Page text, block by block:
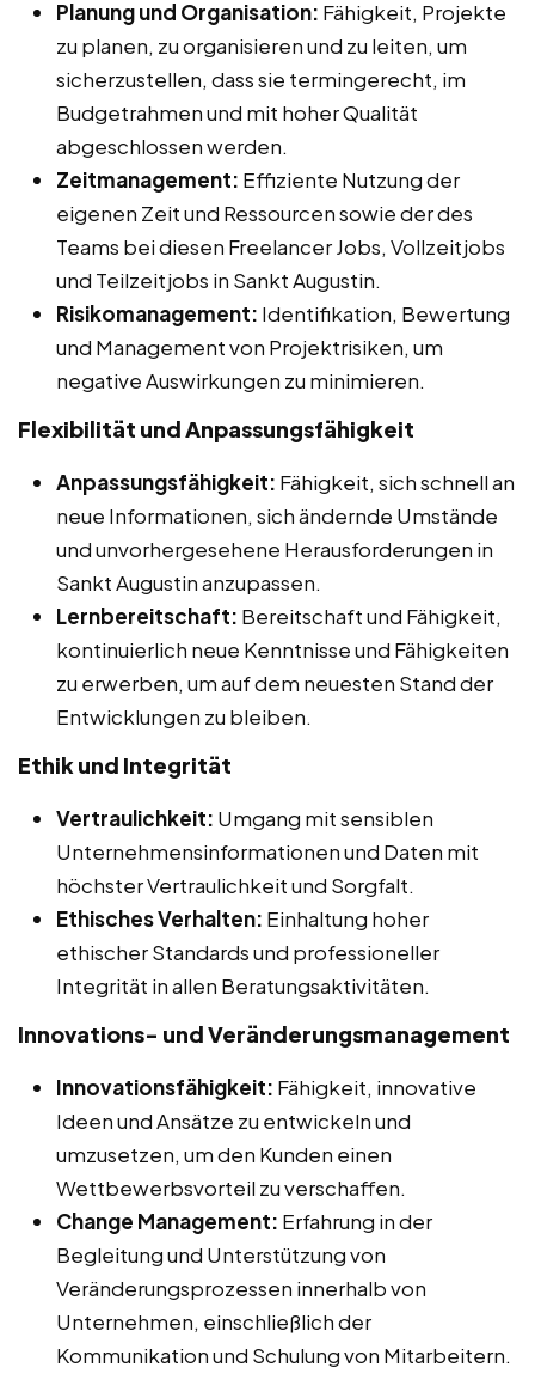
Planung und Organisation: Fähigkeit, Projekte
zu planen, zu organisieren und zu leiten, um
sicherzustellen, dass sie termingerecht, im
Budgetrahmen und mit hoher Qualität
abgeschlossen werden.
Zeitmanagement: Effiziente Nutzung der
eigenen Zeit und Ressourcen sowie der des
Teams bei diesen Freelancer Jobs, Vollzeitjobs
und Teilzeitjobs in Sankt Augustin.
Risikomanagement: Identifikation, Bewertung
und Management von Projektrisiken, um
negative Auswirkungen zu minimieren.
Flexibilität und Anpassungsfähigkeit
Anpassungsfähigkeit: Fähigkeit, sich schnell an
neue Informationen, sich ändernde Umstände
und unvorhergesehene Herausforderungen in
Sankt Augustin anzupassen.
Lernbereitschaft: Bereitschaft und Fähigkeit,
kontinuierlich neue Kenntnisse und Fähigkeiten
zu erwerben, um auf dem neuesten Stand der
Entwicklungen zu bleiben.
Ethik und Integrität
Vertraulichkeit: Umgang mit sensiblen
Unternehmensinformationen und Daten mit
höchster Vertraulichkeit und Sorgfalt.
Ethisches Verhalten: Einhaltung hoher
ethischer Standards und professioneller
Integrität in allen Beratungsaktivitäten.
Innovations- und Veränderungsmanagement
Innovationsfähigkeit: Fähigkeit, innovative
Ideen und Ansätze zu entwickeln und
umzusetzen, um den Kunden einen
Wettbewerbsvorteil zu verschaffen.
Change Management: Erfahrung in der
Begleitung und Unterstützung von
Veränderungsprozessen innerhalb von
Unternehmen, einschließlich der
Kommunikation und Schulung von Mitarbeitern.